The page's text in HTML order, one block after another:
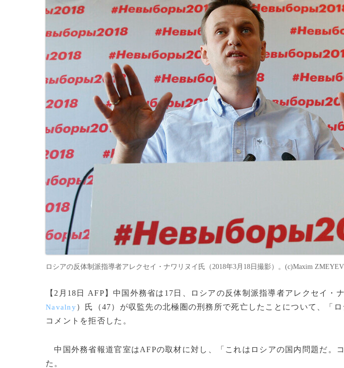
ロシアの反体制派指導者アレクセイ・ナワリヌイ氏（2018年3月18日撮影）。(c)Maxim
【2月18日 AFP】中国外務省は17日、ロシアの反体制派指導者アレクセイ・
Navalny）氏（47）が収監先の北極圏の刑務所で死亡したことについて、「
コメントを拒否した。
中国外務省報道官室はAFPの取材に対し、「これはロシアの国内問題だ。
た。